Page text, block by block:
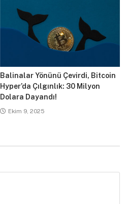
Balinalar Yönünü Çevirdi, Bitcoin
Hyper’da Çılgınlık: 30 Milyon
Dolara Dayandı!
Ekim 9, 2025